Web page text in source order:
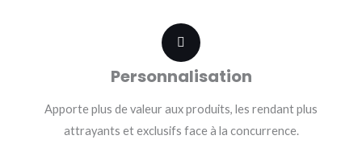
Personnalisation
Apporte plus de valeur aux produits, les rendant plus
attrayants et exclusifs face à la concurrence.